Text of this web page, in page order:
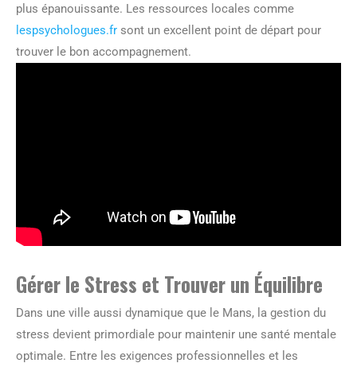
plus épanouissante. Les ressources locales comme
lespsychologues.fr sont un excellent point de départ pour
trouver le bon accompagnement.
Gérer le Stress et Trouver un Équilibre
Dans une ville aussi dynamique que le Mans, la gestion du
stress devient primordiale pour maintenir une santé mentale
optimale. Entre les exigences professionnelles et les